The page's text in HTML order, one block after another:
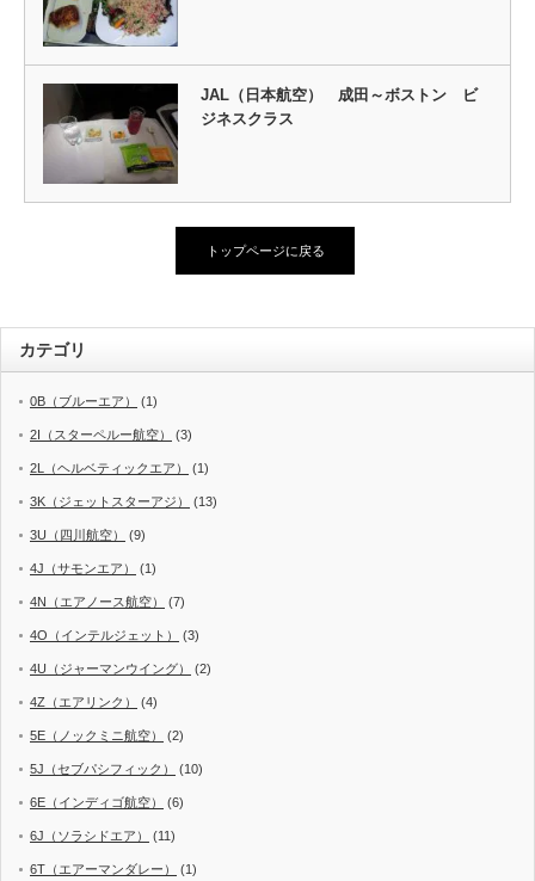
JAL（日本航空） 成田～ボストン ビ
ジネスクラス
トップページに戻る
カテゴリ
0B（ブルーエア） (1)
2I（スターペルー航空） (3)
2L（ヘルベティックエア） (1)
3K（ジェットスターアジ） (13)
3U（四川航空） (9)
4J（サモンエア） (1)
4N（エアノース航空） (7)
4O（インテルジェット） (3)
4U（ジャーマンウイング） (2)
4Z（エアリンク） (4)
5E（ノックミニ航空） (2)
5J（セブパシフィック） (10)
6E（インディゴ航空） (6)
6J（ソラシドエア） (11)
6T（エアーマンダレー） (1)